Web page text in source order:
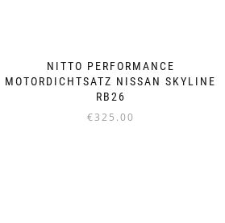
NITTO PERFORMANCE
MOTORDICHTSATZ NISSAN SKYLINE
RB26
€325.00